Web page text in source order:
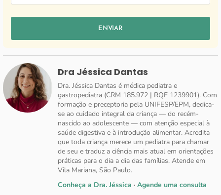
ENVIAR
Dra Jéssica Dantas
Dra. Jéssica Dantas é médica pediatra e
gastropediatra (CRM 185.972 | RQE 1239901). Com
formação e preceptoria pela UNIFESP/EPM, dedica-
se ao cuidado integral da criança — do recém-
nascido ao adolescente — com atenção especial à
saúde digestiva e à introdução alimentar. Acredita
que toda criança merece um pediatra para chamar
de seu e traduz a ciência mais atual em orientações
práticas para o dia a dia das famílias. Atende em
Vila Mariana, São Paulo.
Conheça a Dra. Jéssica · Agende uma consulta